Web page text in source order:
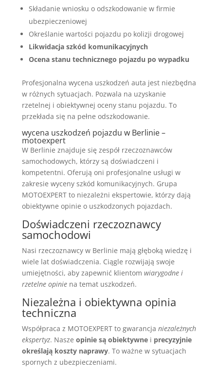
Składanie wniosku o odszkodowanie w firmie
ubezpieczeniowej
Określanie wartości pojazdu po kolizji drogowej
Likwidacja szkód komunikacyjnych
Ocena stanu technicznego pojazdu po wypadku
Profesjonalna wycena uszkodzeń auta jest niezbędna
w różnych sytuacjach. Pozwala na uzyskanie
rzetelnej i obiektywnej oceny stanu pojazdu. To
przekłada się na pełne odszkodowanie.
wycena uszkodzeń pojazdu w Berlinie –
motoexpert
W Berlinie znajduje się zespół rzeczoznawców
samochodowych, którzy są doświadczeni i
kompetentni. Oferują oni profesjonalne usługi w
zakresie wyceny szkód komunikacyjnych. Grupa
MOTOEXPERT to niezależni ekspertowie, którzy dają
obiektywne opinie o uszkodzonych pojazdach.
Doświadczeni rzeczoznawcy
samochodowi
Nasi rzeczoznawcy w Berlinie mają głęboką wiedzę i
wiele lat doświadczenia. Ciągle rozwijają swoje
umiejętności, aby zapewnić klientom wiarygodne i
rzetelne opiniena temat uszkodzeń.
Niezależna i obiektywna opinia
techniczna
Współpraca z MOTOEXPERT to gwarancja niezależnych
ekspertyz. Nasze opinie są obiektywnei precyzyjnie
określają koszty naprawy. To ważne w sytuacjach
spornych z ubezpieczeniami.